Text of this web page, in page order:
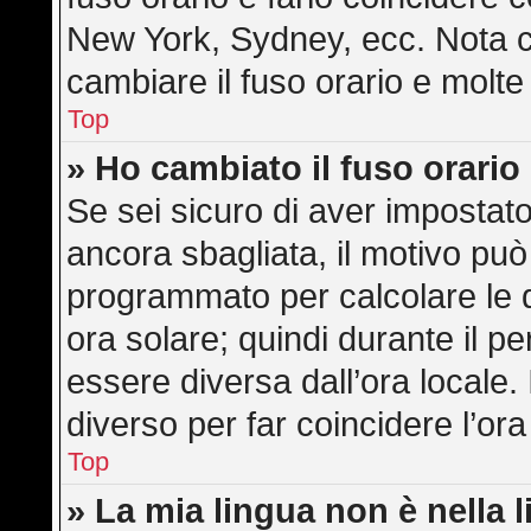
New York, Sydney, ecc. Nota
cambiare il fuso orario e
Top
» Ho cambiato il fuso orario
Se sei sicuro di aver
ancora sbagliata, il motivo
programmato per calcolare le
ora solare; quindi durante il
essere diversa dall’ora
diverso per far coincidere
Top
» La mia lingua non è nella